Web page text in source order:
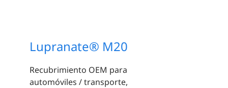
Lupranate® M20
Recubrimiento OEM para
automóviles / transporte,